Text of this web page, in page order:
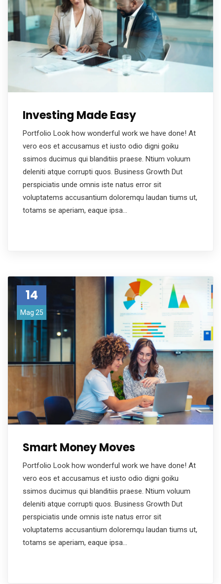
Investing Made Easy
Portfolio Look how wonderful work we have done! At
vero eos et accusamus et iusto odio digni goiku
ssimos ducimus qui blanditiis praese. Ntium voluum
deleniti atque corrupti quos. Business Growth Dut
perspiciatis unde omnis iste natus error sit
voluptatems accusantium doloremqu laudan tiums ut,
totams se aperiam, eaque ipsa…
14
Mag 25
Smart Money Moves
Portfolio Look how wonderful work we have done! At
vero eos et accusamus et iusto odio digni goiku
ssimos ducimus qui blanditiis praese. Ntium voluum
deleniti atque corrupti quos. Business Growth Dut
perspiciatis unde omnis iste natus error sit
voluptatems accusantium doloremqu laudan tiums ut,
totams se aperiam, eaque ipsa…